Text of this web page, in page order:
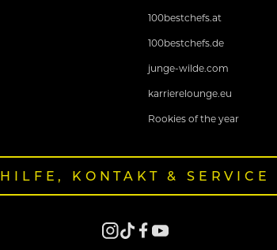
100bestchefs.at
100bestchefs.de
junge-wilde.com
karrierelounge.eu
Rookies of the year
HILFE, KONTAKT & SERVICE